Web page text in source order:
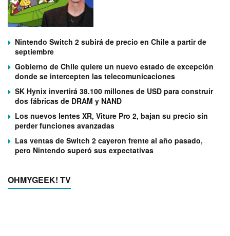
Nintendo Switch 2 subirá de precio en Chile a partir de
septiembre
Gobierno de Chile quiere un nuevo estado de excepción
donde se intercepten las telecomunicaciones
SK Hynix invertirá 38.100 millones de USD para construir
dos fábricas de DRAM y NAND
Los nuevos lentes XR, Viture Pro 2, bajan su precio sin
perder funciones avanzadas
Las ventas de Switch 2 cayeron frente al año pasado,
pero Nintendo superó sus expectativas
OHMYGEEK! TV